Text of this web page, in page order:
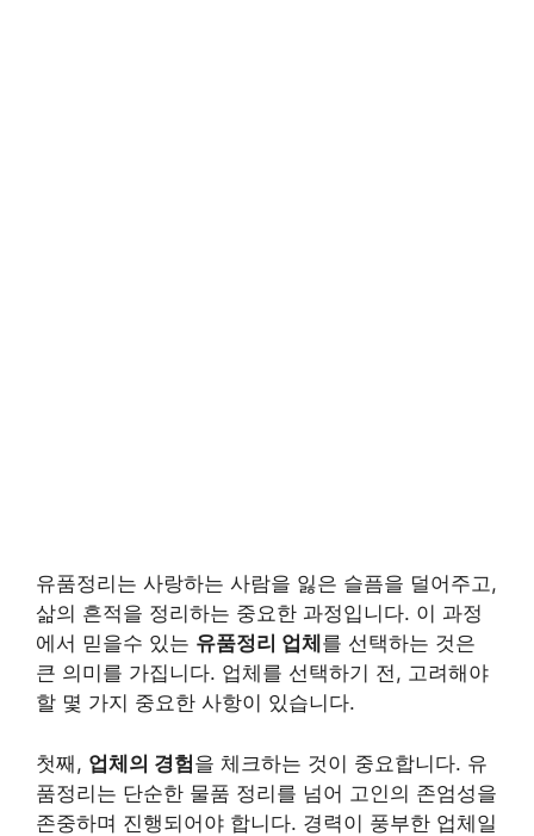
유품정리는 사랑하는 사람을 잃은 슬픔을 덜어주고,
삶의 흔적을 정리하는 중요한 과정입니다. 이 과정
에서 믿을수 있는 유품정리 업체 를 선택하는 것은
큰 의미를 가집니다. 업체를 선택하기 전, 고려해야
할 몇 가지 중요한 사항이 있습니다.
첫째, 업체의 경험을 체크하는 것이 중요합니다. 유
품정리는 단순한 물품 정리를 넘어 고인의 존엄성을
존중하며 진행되어야 합니다. 경력이 풍부한 업체일